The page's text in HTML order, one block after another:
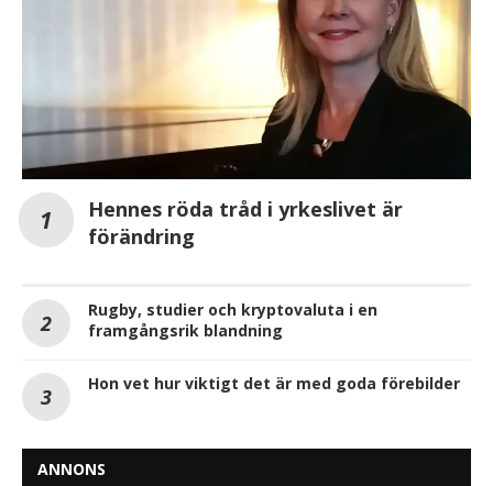
Hennes röda tråd i yrkeslivet är
förändring
Rugby, studier och kryptovaluta i en
framgångsrik blandning
Hon vet hur viktigt det är med goda förebilder
ANNONS